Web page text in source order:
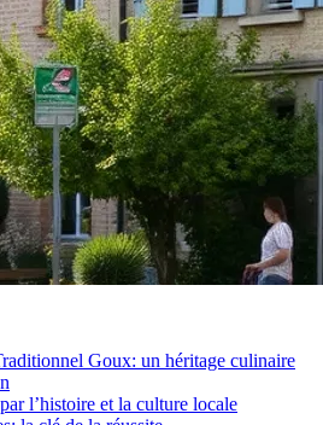
Goux: un héritage culinaire
l’histoire et la culture locale